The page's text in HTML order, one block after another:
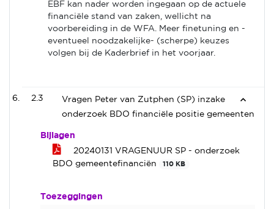
EBF kan nader worden ingegaan op de actuele
financiële stand van zaken, wellicht na
voorbereiding in de WFA. Meer finetuning en -
eventueel noodzakelijke- (scherpe) keuzes
volgen bij de Kaderbrief in het voorjaar.
2.3
Vragen Peter van Zutphen (SP) inzake
onderzoek BDO financiële positie gemeenten
Bijlagen
20240131 VRAGENUUR SP - onderzoek
BDO gemeentefinanciën
110 KB
Toezeggingen